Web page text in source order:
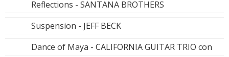
Reflections - SANTANA BROTHERS
Suspension - JEFF BECK
Dance of Maya - CALIFORNIA GUITAR TRIO con